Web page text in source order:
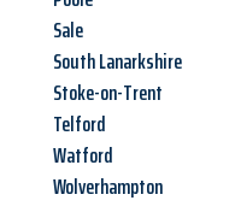
Sale
South Lanarkshire
Stoke-on-Trent
Telford
Watford
Wolverhampton